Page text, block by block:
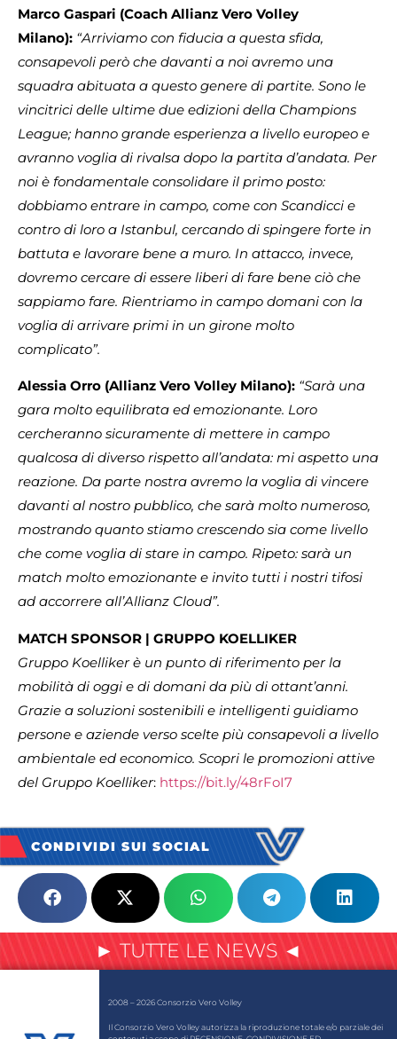
Marco Gaspari (Coach Allianz Vero Volley
Milano): “Arriviamo con fiducia a questa sfida,
consapevoli però che davanti a noi avremo una
squadra abituata a questo genere di partite. Sono le
vincitrici delle ultime due edizioni della Champions
League; hanno grande esperienza a livello europeo e
avranno voglia di rivalsa dopo la partita d’andata. Per
noi è fondamentale consolidare il primo posto:
dobbiamo entrare in campo, come con Scandicci e
contro di loro a Istanbul, cercando di spingere forte in
battuta e lavorare bene a muro. In attacco, invece,
dovremo cercare di essere liberi di fare bene ciò che
sappiamo fare. Rientriamo in campo domani con la
voglia di arrivare primi in un girone molto
complicato”.
Alessia Orro (Allianz Vero Volley Milano): “Sarà una
gara molto equilibrata ed emozionante. Loro
cercheranno sicuramente di mettere in campo
qualcosa di diverso rispetto all’andata: mi aspetto una
reazione. Da parte nostra avremo la voglia di vincere
davanti al nostro pubblico, che sarà molto numeroso,
mostrando quanto stiamo crescendo sia come livello
che come voglia di stare in campo. Ripeto: sarà un
match molto emozionante e invito tutti i nostri tifosi
ad accorrere all’Allianz Cloud”.
MATCH SPONSOR | GRUPPO KOELLIKER
Gruppo Koelliker è un punto di riferimento per la
mobilità di oggi e di domani da più di ottant’anni.
Grazie a soluzioni sostenibili e intelligenti guidiamo
persone e aziende verso scelte più consapevoli a livello
ambientale ed economico. Scopri le promozioni attive
del Gruppo Koelliker: https://bit.ly/48rFoI7
CONDIVIDI SUI SOCIAL
► TUTTE LE NEWS ◄
2008 – 2026 Consorzio Vero Volley
Il Consorzio Vero Volley autorizza la riproduzione totale e/o parziale dei